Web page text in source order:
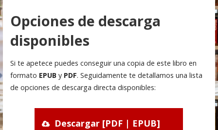
Opciones de descarga
disponibles
Si te apetece puedes conseguir una copia de este libro en
formato EPUBy PDF. Seguidamente te detallamos una lista
de opciones de descarga directa disponibles:
Descargar [PDF | EPUB]